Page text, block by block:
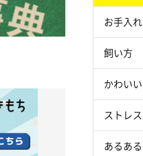
お手入れ
飼い方
かわいい
ストレス
あるある